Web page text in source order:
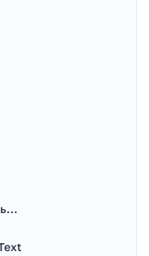
Одноклассники: Социальная сеть